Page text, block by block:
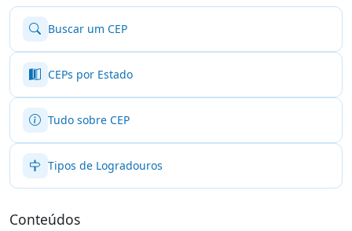
Buscar um CEP
CEPs por Estado
Tudo sobre CEP
Tipos de Logradouros
Conteúdos